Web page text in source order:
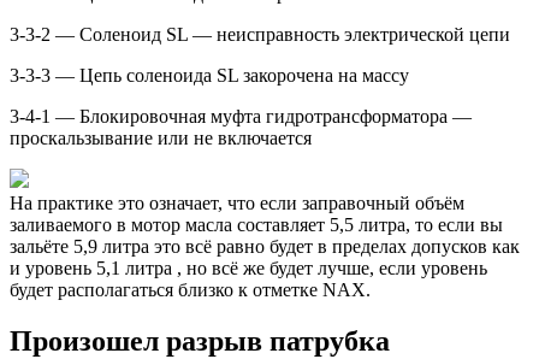
3-3-2 — Соленоид SL — неисправность электрической цепи
3-3-3 — Цепь соленоида SL закорочена на массу
3-4-1 — Блокировочная муфта гидротрансформатора —
проскальзывание или не включается
На практике это означает, что если заправочный объём
заливаемого в мотор масла составляет 5,5 литра, то если вы
зальёте 5,9 литра это всё равно будет в пределах допусков как
и уровень 5,1 литра , но всё же будет лучше, если уровень
будет располагаться близко к отметке NAX.
Произошел разрыв патрубка